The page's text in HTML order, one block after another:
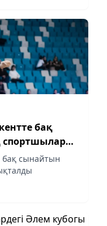
бақ
бақ сынайтын